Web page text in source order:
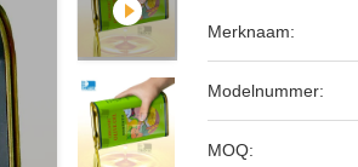
Merknaam:
Modelnummer:
MOQ: